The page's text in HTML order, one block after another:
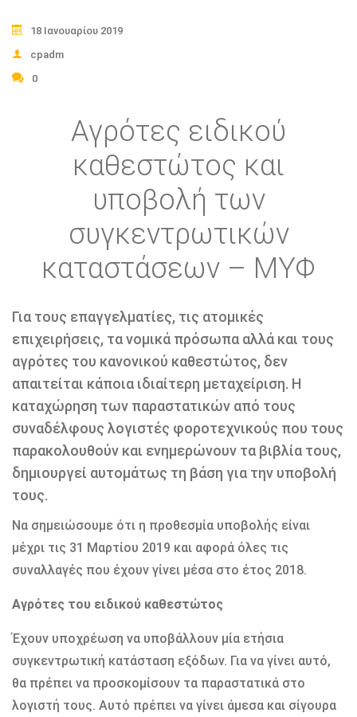
18 Ιανουαρίου 2019
cpadm
0
Αγρότες ειδικού
καθεστώτος και
υποβολή των
συγκεντρωτικών
καταστάσεων – ΜΥΦ
Για τους επαγγελµατίες, τις ατοµικές
επιχειρήσεις, τα νοµικά πρόσωπα αλλά και τους
αγρότες του κανονικού καθεστώτος, δεν
απαιτείται κάποια ιδιαίτερη µεταχείριση. Η
καταχώρηση των παραστατικών από τους
συναδέλφους λογιστές φοροτεχνικούς που τους
παρακολουθούν και ενηµερώνουν τα βιβλία τους,
δηµιουργεί αυτοµάτως τη βάση για την υποβολή
τους.
Να σηµειώσουµε ότι η προθεσµία υποβολής είναι
µέχρι τις 31 Μαρτίου 2019 και αφορά όλες τις
συναλλαγές που έχουν γίνει µέσα στο έτος 2018.
Αγρότες του ειδικού καθεστώτος
Έχουν υποχρέωση να υποβάλλουν µία ετήσια
συγκεντρωτική κατάσταση εξόδων. Για να γίνει αυτό,
θα πρέπει να προσκοµίσουν τα παραστατικά στο
λογιστή τους. Αυτό πρέπει να γίνει άµεσα και σίγουρα